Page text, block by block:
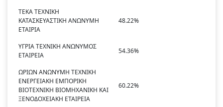
ΤΕΚΑ ΤΕΧΝΙΚΗ
ΚΑΤΑΣΚΕΥΑΣΤΙΚΗ ΑΝΩΝΥΜΗ
ΕΤΑΙΡΙΑ
48.22%
ΥΓΡΙΑ ΤΕΧΝΙΚΗ ΑΝΩΝΥΜΟΣ
ΕΤΑΙΡΕΙΑ
54.36%
ΩΡΙΩΝ ΑΝΩΝΥΜΗ ΤΕΧΝΙΚΗ
ΕΝΕΡΓΕΙΑΚΗ ΕΜΠΟΡΙΚΗ
ΒΙΟΤΕΧΝΙΚΗ ΒΙΟΜΗΧΑΝΙΚΗ ΚΑΙ
ΞΕΝΟΔΟΧΕΙΑΚΗ ΕΤΑΙΡΕΙΑ
60.22%